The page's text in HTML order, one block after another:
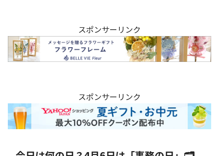
スポンサーリンク
スポンサーリンク